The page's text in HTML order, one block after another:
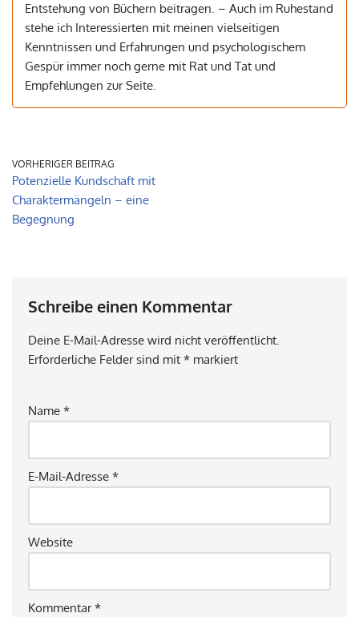
Entstehung von Büchern beitragen. – Auch im Ruhestand
stehe ich Interessierten mit meinen vielseitigen
Kenntnissen und Erfahrungen und psychologischem
Gespür immer noch gerne mit Rat und Tat und
Empfehlungen zur Seite.
VORHERIGER BEITRAG
Potenzielle Kundschaft mit
Charaktermängeln – eine
Begegnung
Schreibe einen Kommentar
Deine E-Mail-Adresse wird nicht veröffentlicht.
Erforderliche Felder sind mit * markiert
Name *
E-Mail-Adresse *
Website
Kommentar*